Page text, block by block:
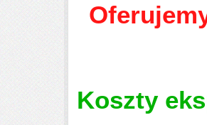
Koszty